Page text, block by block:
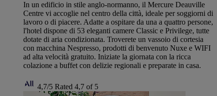
In un edificio in stile anglo-normanno, il Mercure Deauville
Centre vi accoglie nel centro della città, ideale per soggiorni di
lavoro o di piacere. Adatte a ospitare da una a quattro persone,
l'hotel dispone di 53 eleganti camere Classic e Privilege, tutte
dotate di aria condizionata. Troverete un vassoio di cortesia
con macchina Nespresso, prodotti di benvenuto Nuxe e WIFI
ad alta velocità gratuito. Iniziate la giornata con la ricca
colazione a buffet con delizie regionali e preparate in casa.
4,7/5 Rated 4,7 of 5